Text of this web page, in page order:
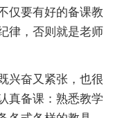
仅要有好的备课教
律，否则就是老师
兴奋又紧张，也很
真备课：熟悉教学